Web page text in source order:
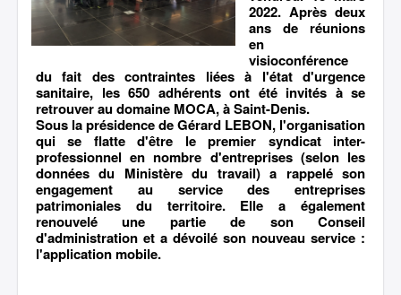
2022. Après deux
ans de réunions
en
visioconférence
du fait des contraintes liées à l'état d'urgence
sanitaire, les 650 adhérents ont été invités à se
retrouver au domaine MOCA, à Saint-Denis.
Sous la présidence de Gérard LEBON, l'organisation
qui se flatte d'être le premier syndicat inter-
professionnel en nombre d'entreprises (selon les
données du Ministère du travail) a rappelé son
engagement au service des entreprises
patrimoniales du territoire. Elle a également
renouvelé une partie de son Conseil
d'administration et a dévoilé son nouveau service :
l'application mobile.